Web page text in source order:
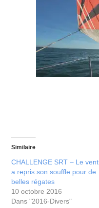
Similaire
CHALLENGE SRT – Le vent
a repris son souffle pour de
belles régates
10 octobre 2016
Dans "2016-Divers"